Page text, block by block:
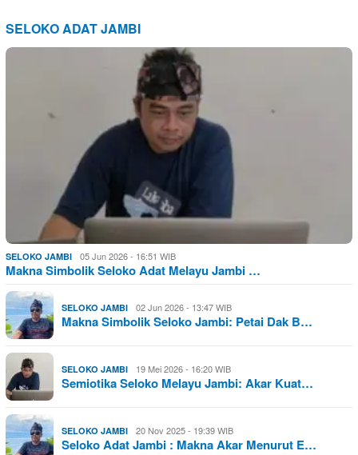
SELOKO ADAT JAMBI
SELOKO JAMBI 05 Jun 2026 - 16:51 WIB
Makna Simbolik Seloko Adat Melayu Jambi …
SELOKO JAMBI 02 Jun 2026 - 13:47 WIB
Makna Simbolik Seloko Jambi: Petai Dak B…
SELOKO JAMBI 19 Mei 2026 - 16:20 WIB
Semiotika Seloko Melayu Jambi: Akar Kuat…
SELOKO JAMBI 20 Nov 2025 - 19:39 WIB
Seloko Adat Jambi : Makna Akar Menurut E…